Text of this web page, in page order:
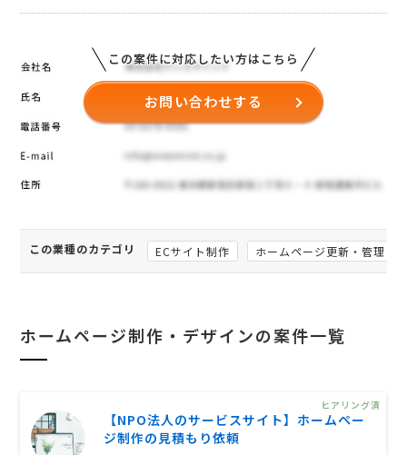
この案件に対応したい方はこちら
お問い合わせする
この業種のカテゴリ ECサイト制作 ホームページ更新・管理
ホームページ制作・デザインの案件一覧
【NPO法人のサービスサイト】ホームペー
ジ制作の見積もり依頼
ヒアリング済